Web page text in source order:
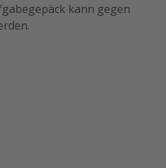
kann gegen